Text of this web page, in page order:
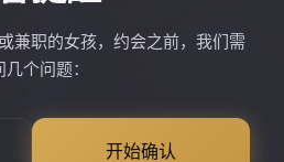
兼职的女孩，约会之前，我们需
几个问题：
开始确认